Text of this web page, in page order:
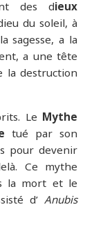
des dieux
du soleil, à
sagesse, a la
a une tête
la destruction
Le Mythe
tué par son
pour devenir
Ce mythe
la mort et le
d’Anubis